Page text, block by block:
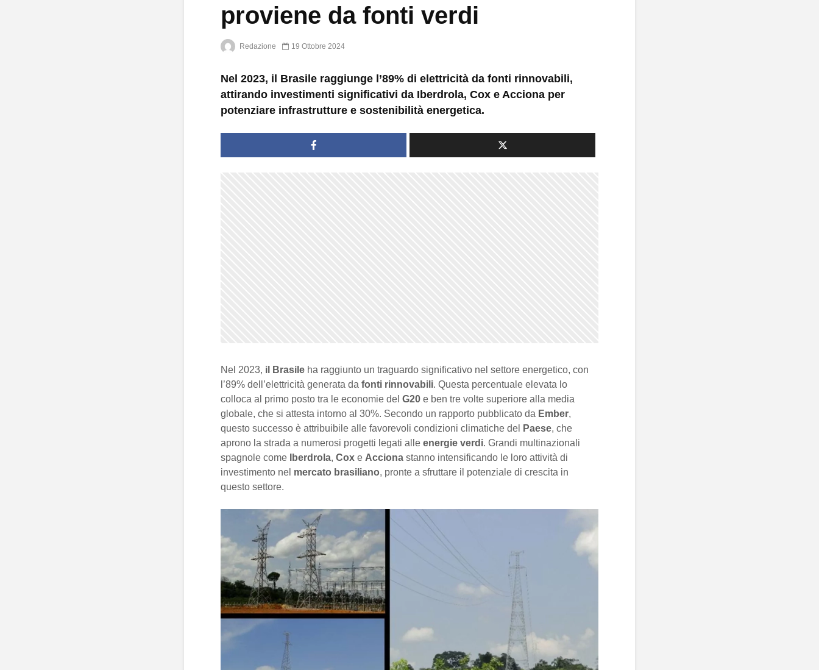
proviene da fonti verdi
Redazione 19 Ottobre 2024
Nel 2023, il Brasile raggiunge l’89% di elettricità da fonti rinnovabili,
attirando investimenti significativi da Iberdrola, Cox e Acciona per
potenziare infrastrutture e sostenibilità energetica.
Nel 2023, il Brasile ha raggiunto un traguardo significativo nel settore energetico, con
l’89% dell’elettricità generata da fonti rinnovabili. Questa percentuale elevata lo
colloca al primo posto tra le economie del G20 e ben tre volte superiore alla media
globale, che si attesta intorno al 30%. Secondo un rapporto pubblicato da Ember,
questo successo è attribuibile alle favorevoli condizioni climatiche del
Paese, che
aprono la strada a numerosi progetti legati alle energie verdi. Grandi multinazionali
spagnole come
Iberdrola, Cox e Acciona stanno intensificando le loro attività di
investimento nel mercato brasiliano, pronte a sfruttare il potenziale di crescita in
questo settore.